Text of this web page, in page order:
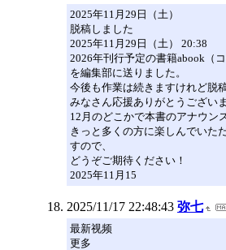
2025年11月29日（土）
脱稿しました
2025年11月29日（土） 20:38
2026年刊行予定の書籍abook（
を編集部に送りました。
今後も作業は続きますけれど脱
みなさん応援ありがとうござい
12月のどこかで本書のアナウン
きっと多くの方に楽しんでいた
すので、
どうぞご期待ください！
2025年11月15
2025/11/17 22:48:43 弥七
最新视频
更多